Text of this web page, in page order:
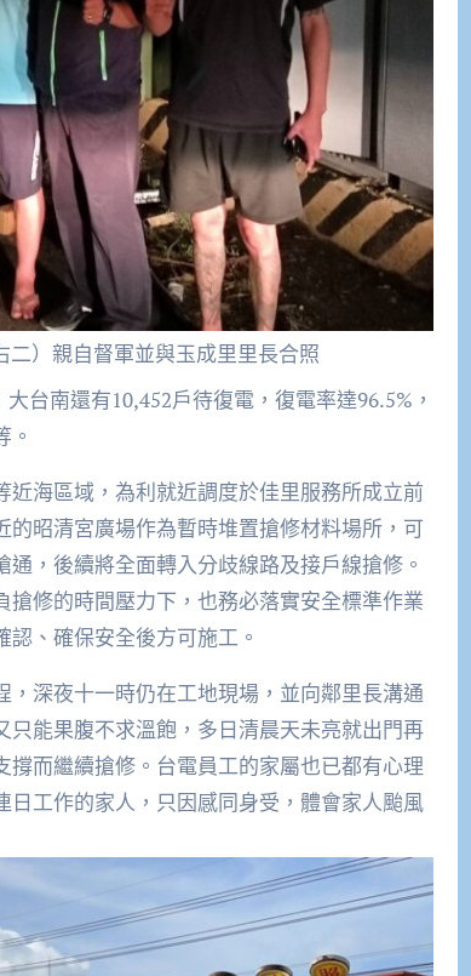
）親自督軍並與玉成里里長合照
台南還有10,452戶待復電，復電率達96.5%，
。
海區域，為利就近調度於佳里服務所成立前
昭清宮廣場作為暫時堆置搶修材料場所，可
，後續將全面轉入分歧線路及接戶線搶修。
修的時間壓力下，也務必落實安全標準作業
、確保安全後方可施工。
深夜十一時仍在工地現場，並向鄰里長溝通
能果腹不求溫飽，多日清晨天未亮就出門再
而繼續搶修。台電員工的家屬也已都有心理
工作的家人，只因感同身受，體會家人颱風